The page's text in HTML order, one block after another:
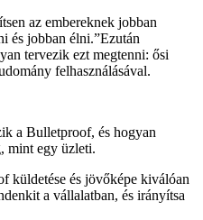
az embereknek jobban
és jobban élni.”Ezután
tervezik ezt megtenni: ősi
felhasználásával.
a Bulletproof, és hogyan
mint egy üzleti.
küldetése és jövőképe kiválóan
a vállalatban, és irányítsa